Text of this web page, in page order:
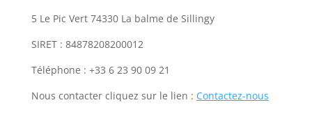
5 Le Pic Vert 74330 La balme de Sillingy
SIRET : 84878208200012
Téléphone : +33 6 23 90 09 21
Nous contacter cliquez sur le lien : Contactez-nous